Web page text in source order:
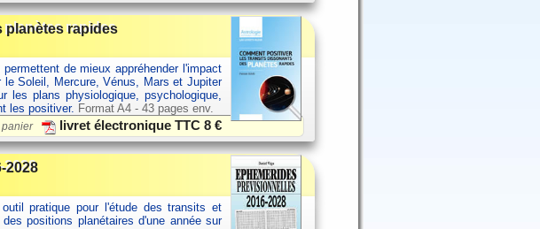
planètes rapides
de mieux appréhender l'impact
Soleil, Mercure, Vénus, Mars et Jupiter
les plans physiologique, psychologique,
les positiver. Format A4 - 43 pages env.
livret électronique TTC8 €
2028
pratique pour l'étude des transits et
positions planétaires d'une année sur